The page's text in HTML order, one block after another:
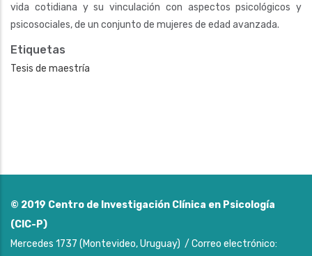
vida cotidiana y su vinculación con aspectos psicológicos y
psicosociales, de un conjunto de mujeres de edad avanzada.
Etiquetas
Tesis de maestría
© 2019 Centro de Investigación Clínica en Psicología
(CIC-P)
Mercedes 1737 (Montevideo, Uruguay) / Correo electrónico: